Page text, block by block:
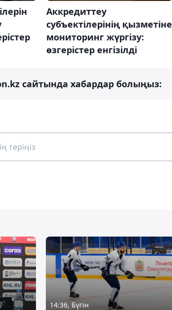
Аккредиттеу
субъектілерінің қызметіне
мониторинг жүргізу:
өзгерістер енгізілді
сайтында хабардар болыңыз:
14:36, Бүгін